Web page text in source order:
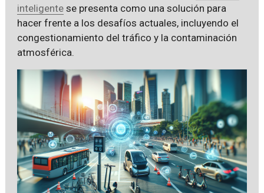
inteligentese presenta como una solución para
hacer frente a los desafíos actuales, incluyendo el
congestionamiento del tráfico y la contaminación
atmosférica.